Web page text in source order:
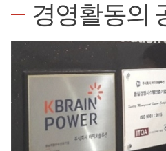
경영활동의